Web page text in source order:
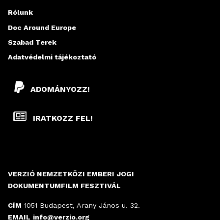
VERZIÓ NEMZETKÖZI EMBERI JOGI
DOKUMENTUMFILM FESZTIVÁL
CÍM 1051 Budapest, Arany János u. 32.
EMAIL info@verzio.org
ADOMÁNYOZZ!
IRATKOZZ FEL!
Rólunk
Doc Around Europe
Szabad Terek
Adatvédelmi tájékoztató